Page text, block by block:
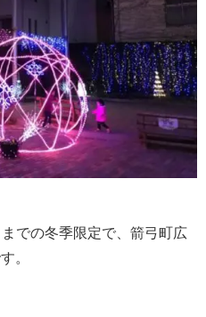
での冬季限定で、箭弓町広
。